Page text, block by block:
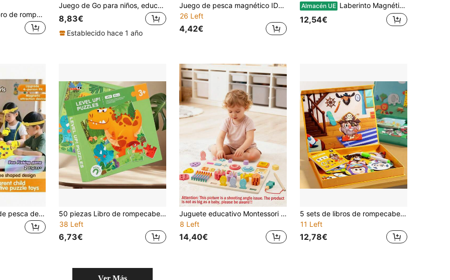
POKOJA LAND Libro de rompecabezas magnético para niños, juego de tablero plegable portátil de 3 partes, actividad educativa temprana de emparejamiento de formas, juguete de viaje para desarrollar la motricidad fina para niños pequeños 36M+
Juego de Go para niños, educación temprana, entrenamiento de lógica y pensamiento, juego de rompecabezas de reconocimiento de colores para jardín de infantes, juego de laberinto con lápiz y bola magnética, desafío de concentración para niños de 3 a 6 años, juego de mesa de alineación y combinación de colores para interacción entre padres e hijos y ejercicio de concentración
8,83€
Establecido hace 1 año
Juego de pesca magnético IDS con imanes de vida marina coloridos - Juguete educativo, incluye peces, tortuga, pulpo, estrella de mar e imanes a juego - Regalo ideal para cumpleaños y Navidad, apto para juego en el agua, juego sensorial, juego de roles, juegos educativos, recursos de aprendizaje temprano, diversión familiar, incluye imanes con forma de peces e imanes educativos
26 Left
4,42€
Almacén UE Laberinto Magnético de Números de Colores, Adecuado para Niños Pequeños, Juego de Números de Colores de Madera Montessori - Juguete de Habilidades Motoras Finas para Niños y Niñas de 3-5 Años
12,54€
Juego interactivo de pesca de abejas, incluye tablero de colmena, modelo de abeja giratorio (soporta juego de 2 o 4 personas) y marcador de tarro de miel - adecuado para reuniones familiares y juegos de mesa para adultos, colorido, con patrones de abejas vívidos
50 piezas Libro de rompecabezas magnético Montessori, rompecabezas de 3 en 1 de animales, vehículos, granja y escenas oceánicas de colores, adecuado para niños de 3 a 6 años, libro de juegos magnéticos, libro tranquilo portátil para viajes, juguetes Montessori, observación cognitiva, aprendizaje práctico, actividad preescolar y de jardín de infantes, regalo de Navidad y cumpleaños para niños y niñas
38 Left
6,73€
Juguete educativo Montessori para niños 5 en 1: Rompecabezas de emparejamiento de formas, Juego de pesca y apilamiento, Bloques de números, Juego de inserción de palitos, para niños y niñas pequeños
8 Left
14,40€
5 sets de libros de rompecabezas magnéticos, animales transformables, dinosaurios, transporte, vestidos de niña, juguetes portátiles y reutilizables para niños
11 Left
12,78€
Ver Más